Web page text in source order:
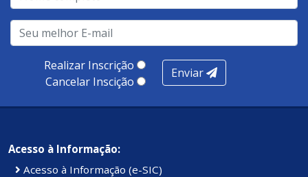
Realizar Inscrição
Cancelar Inscição
Enviar
Acesso à Informação:
Acesso à Informação (e-SIC)